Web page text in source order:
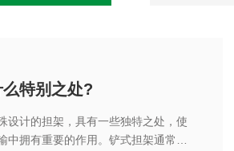
特别之处?
设计的担架，具有一些独特之处，使
中拥有重要的作用。铲式担架通常用